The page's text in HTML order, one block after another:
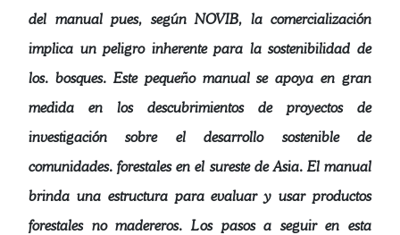
del manual pues, según NOVIB, la comercialización
implica un peligro inherente para la sostenibilidad de
los. bosques. Este pequeño manual se apoya en gran
medida en los descubrimientos de proyectos de
investigación sobre el desarrollo sostenible de
comunidades. forestales en el sureste de Asia. El manual
brinda una estructura para evaluar y usar productos
forestales no madereros. Los pasos a seguir en esta